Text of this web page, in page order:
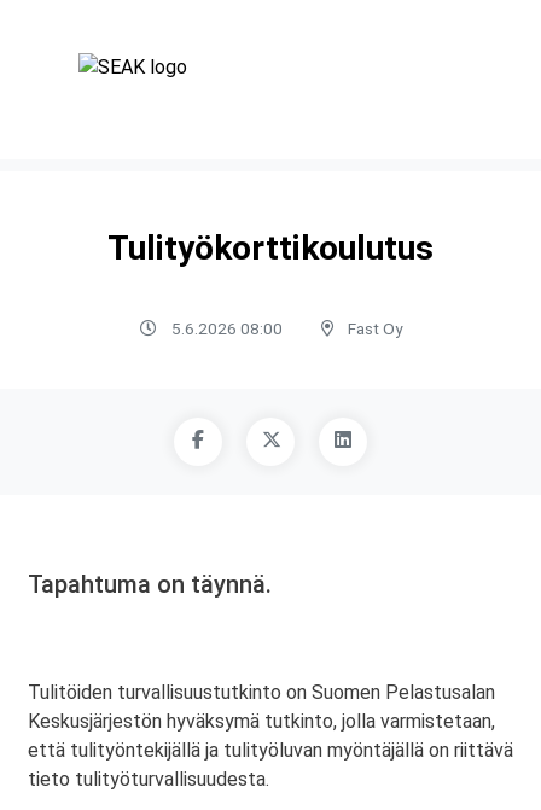
Tulityökorttikoulutus
5.6.2026 08:00 Fast Oy
Tapahtuma on täynnä.
Tulitöiden turvallisuustutkinto on Suomen Pelastusalan
Keskusjärjestön hyväksymä tutkinto, jolla varmistetaan,
että tulityöntekijällä ja tulityöluvan myöntäjällä on riittävä
tieto tulityöturvallisuudesta.